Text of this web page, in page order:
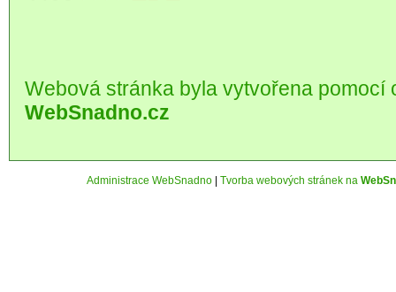
Webová stránka byla vytvořena pomocí
WebSnadno.cz
Administrace WebSnadno| Tvorba webových stránek na